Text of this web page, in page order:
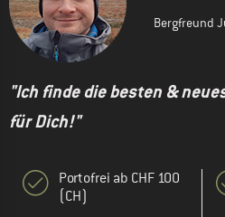
Bergfreund
"Ich finde die besten &
für Dich!"
Portofrei ab CHF 100
(CH)